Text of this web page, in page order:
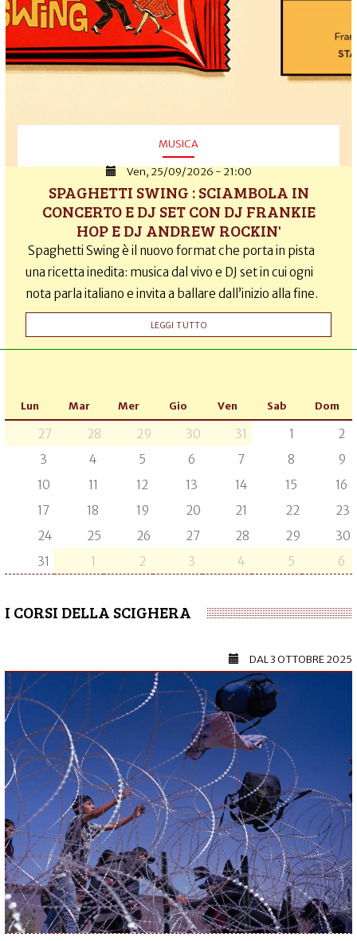
MUSICA
Ven, 25/09/2026 - 21:00
SPAGHETTI SWING : SCIAMBOLA IN
CONCERTO E DJ SET CON DJ FRANKIE
HOP E DJ ANDREW ROCKIN'
Spaghetti Swing è il nuovo format che porta in pista
una ricetta inedita: musica dal vivo e DJ set in cui ogni
nota parla italiano e invita a ballare dall’inizio alla fine.
LEGGI TUTTO
Lun Mar Mer Gio Ven Sab Dom
27 28 29 30 31 1
2
3
4 5 6 7 8
9
10
11 12 13 14 15
16
17
18 19 20 21 22
23
24
25 26 27 28 29
30
31
1 2 3 4 5 6
I CORSI DELLA SCIGHERA
DAL3 OTTOBRE 2025